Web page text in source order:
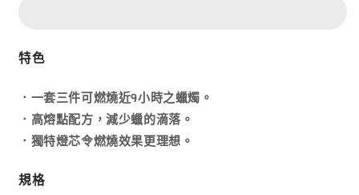
少
特色
．一套三件可燃燒近9小時之蠟燭。
．高熔點配方，減少蠟的滴落。
．獨特燈芯令燃燒效果更理想。
規格